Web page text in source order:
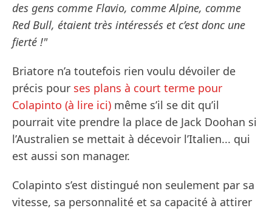
des gens comme Flavio, comme Alpine, comme
Red Bull, étaient très intéressés et c’est donc une
fierté !"
Briatore n’a toutefois rien voulu dévoiler de
précis pour ses plans à court terme pour
Colapinto (à lire ici) même s’il se dit qu’il
pourrait vite prendre la place de Jack Doohan si
l’Australien se mettait à décevoir l’Italien... qui
est aussi son manager.
Colapinto s’est distingué non seulement par sa
vitesse, sa personnalité et sa capacité à attirer